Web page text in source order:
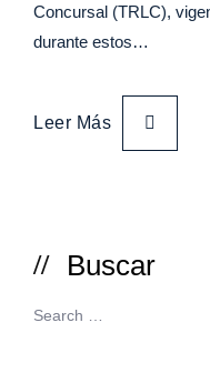
Concursal (TRLC),
durante estos…
Leer Más
Buscar